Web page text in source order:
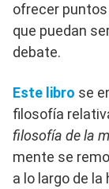
ofrecer
que puedan
debate.
Este libro se
filosofía
filosofía de la
mente se
a lo largo de